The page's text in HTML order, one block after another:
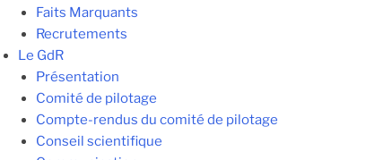
Faits Marquants
Recrutements
Le GdR
Présentation
Comité de pilotage
Compte-rendus du comité de pilotage
Conseil scientifique